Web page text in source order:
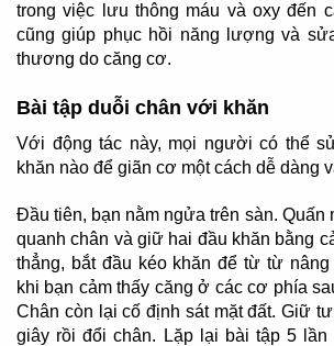
trong việc lưu thông máu và oxy đến
cũng giúp phục hồi năng lượng và
thương do căng cơ.
Bài tập duỗi chân với khăn
Với động tác này, mọi người có thể
khăn nào để giãn cơ một cách dễ dàng
Đầu tiên, bạn nằm ngửa trên sàn. Quấn
quanh chân và giữ hai đầu khăn bằng
thẳng, bắt đầu kéo khăn để từ từ
khi bạn cảm thấy căng ở các cơ phía
Chân còn lại cố định sát mặt đất. Giữ
giây rồi đổi chân. Lặp lại bài tập 5 lần